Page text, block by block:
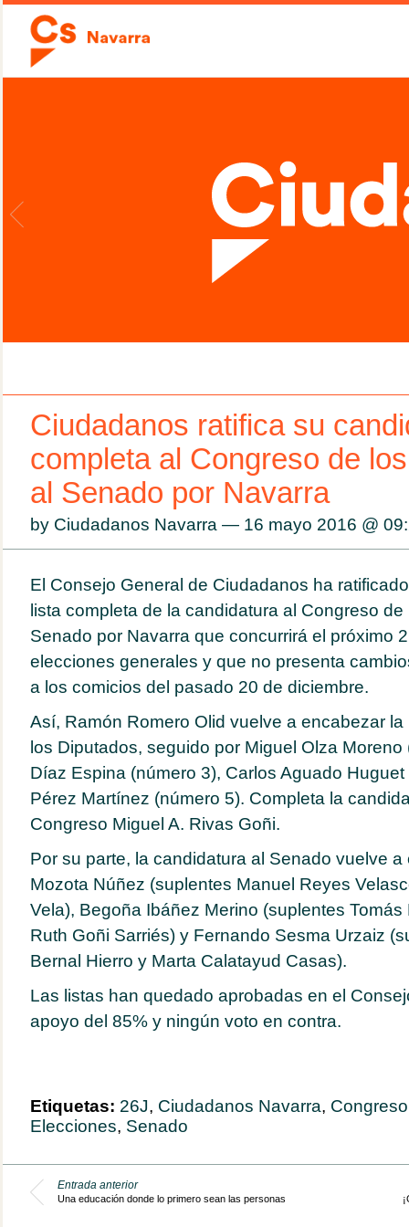
Ciudadanos ratifica su
completa al Congreso de
al Senado por Navarra
by Ciudadanos Navarra — 16 mayo 2016 @
El Consejo General de Ciudadanos ha
lista completa de la candidatura al Congreso
Senado por Navarra que concurrirá el próximo
elecciones generales y que no presenta
a los comicios del pasado 20 de diciembre.
Así, Ramón Romero Olid vuelve a encabezar
los Diputados, seguido por Miguel Olza
Díaz Espina (número 3), Carlos Aguado
Pérez Martínez (número 5). Completa la
Congreso Miguel A. Rivas Goñi.
Por su parte, la candidatura al Senado vuelve
Mozota Núñez (suplentes Manuel Reyes
Vela), Begoña Ibáñez Merino (suplentes
Ruth Goñi Sarriés) y Fernando Sesma Urzaiz
Bernal Hierro y Marta Calatayud Casas).
Las listas han quedado aprobadas en el
apoyo del 85% y ningún voto en contra.
Etiquetas: 26J, Ciudadanos Navarra,
Elecciones, Senado
Entrada anterior
Una educación donde lo primero sean las personas